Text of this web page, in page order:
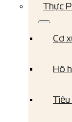
Thực
Cơ
Hô